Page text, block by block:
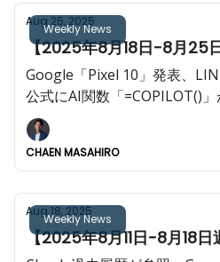
Weekly News
Aug 25, 2025
【2025年8月18日-8月25
Google「Pixel 10」発表、
公式にAI関数「=COPILOT()
ニュースが多数!!️
CHAEN MASAHIRO
Weekly News
Aug 18, 2025
【2025年8月11日-8月18